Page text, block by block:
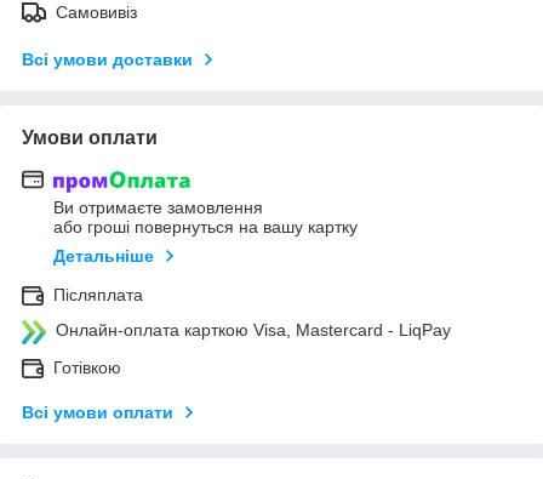
Самовивіз
Всі умови доставки
Умови оплати
Ви отримаєте замовлення
або гроші повернуться на вашу картку
Детальніше
Післяплата
Онлайн-оплата карткою Visa, Mastercard - LiqPay
Готівкою
Всі умови оплати